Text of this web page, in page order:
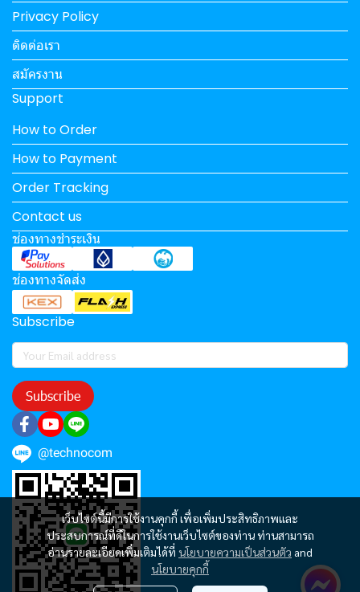
เว็บไซต์นี้มีการใช้งานคุกกี้ เพื่อเพิ่มประสิทธิภาพและ
ประสบการณ์ที่ดีในการใช้งานเว็บไซต์ของท่าน ท่านสามารถ
อ่านรายละเอียดเพิ่มเติมได้ที่ นโยบายความเป็นส่วนตัว and
นโยบายคุกกี้
Privacy Policy
ติดต่อเรา
สมัครงาน
Support
How to Order
How to Payment
Order Tracking
Contact us
ช่องทางชำระเงิน
ช่องทางจัดส่ง
Subscribe
Subscribe
@technocom